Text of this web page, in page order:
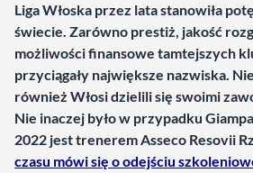
Liga Włoska przez lata stanowiła
świecie. Zarówno prestiż, jakość
możliwości finansowe tamtejszych
przyciągały największe nazwiska.
również Włosi dzielili się swoimi
Nie inaczej było w przypadku
2022 jest trenerem Asseco Resovii
czasu mówi się o odejściu